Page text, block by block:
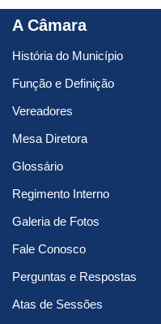
A Câmara
História do Município
Função e Definição
Vereadores
Mesa Diretora
Glossário
Regimento Interno
Galeria de Fotos
Fale Conosco
Perguntas e Respostas
Atas de Sessões